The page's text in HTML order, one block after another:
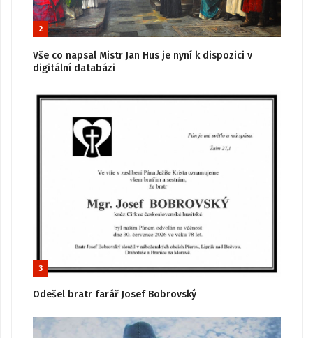
2
Vše co napsal Mistr Jan Hus je nyní k dispozici v
digitální databázi
3
Odešel bratr farář Josef Bobrovský